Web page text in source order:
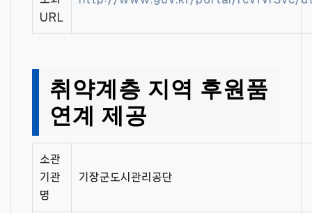
URL
취약계층 지역 후원품
연계 제공
소관
기관
명
기장군도시관리공단